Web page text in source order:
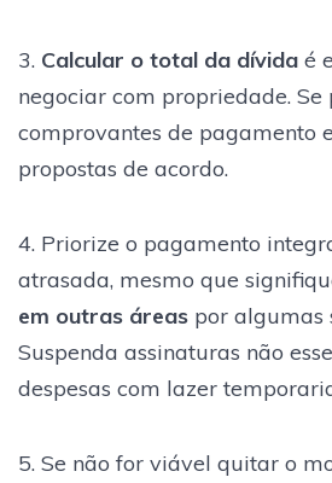
3. Calcular o total da dívida é
negociar com propriedade. Se
comprovantes de pagamento
propostas de acordo.
4. Priorize o pagamento
atrasada, mesmo que
em outras áreas por algumas
Suspenda assinaturas não
despesas com lazer
5. Se não for viável quitar o